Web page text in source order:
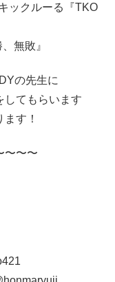
ックルーる『TKO
無敗』
の先生に
してもらいます
す！
〜〜〜